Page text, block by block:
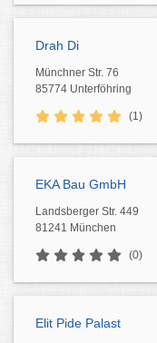
Drah Di
Münchner Str. 76
85774 Unterföhring
(1)
EKA Bau GmbH
Landsberger Str. 449
81241 München
(0)
Elit Pide Palast